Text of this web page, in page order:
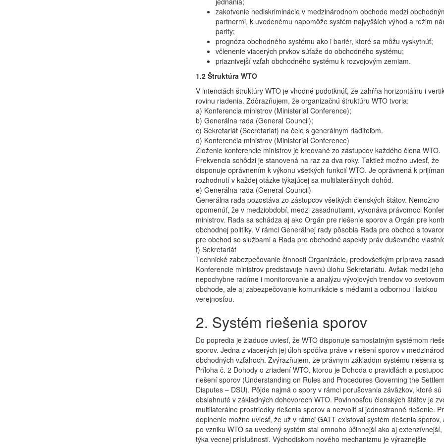
zakotvenie nediskriminácie v medzinárodnom obchode medzi
partnermi, k uvedenému napomôže systém najvyšších výhod a režim
parity;
prognóza obchodného systému ako i bariér, ktoré sa môžu vyskytnúť;
včlenenie viacerých prvkov súťaže do obchodného systému;
priaznivejší vzťah obchodného systému k rozvojovým zemiam.
1.2 Štruktúra WTO
V intenciách štruktúry WTO je vhodné podotknúť, že zahŕňa horizontálnu i
rovinu riadenia. Zdôrazňujem, že organizačnú štruktúru WTO tvoria:
a) Konferencia ministrov (Ministerial Conference);
b) Generálna rada (General Council);
c) Sekretariát (Secretariat) na čele s generálnym riaditeľom.
d) Konferencia ministrov (Ministerial Conference)
Zloženie konferencie ministrov je kreované zo zástupcov každého člena WTO.
Frekvencia schôdzi je stanovená na raz za dva roky. Taktiež možno uviesť, že
disponuje oprávnením k výkonu všetkých funkcií WTO. Je oprávnená k
rozhodnutí v každej otázke týkajúcej sa multilaterálnych dohôd.
e) Generálna rada (General Council)
Generálna rada pozostáva zo zástupcov všetkých členských štátov. Nemožno
opomenúť, že v medziobdobí, medzi zasadnutiami, vykonáva právomoci
ministrov. Rada sa schádza aj ako Orgán pre riešenie sporov a Orgán pre
obchodnej politiky. V rámci Generálnej rady pôsobia Rada pre obchod s
pre obchod so službami a Rada pre obchodné aspekty práv duševného
f) Sekretariát
Technické zabezpečovanie činnosti Organizácie, predovšetkým príprava
Konferencie ministrov predstavuje hlavnú úlohu Sekretariátu. Avšak medzi
nepochybne radíme i monitorovanie a analýzu vývojových trendov vo svetovom
obchode, ale aj zabezpečovanie komunikácie s médiami a odbornou i laickou
verejnosťou.
2. Systém riešenia sporov
Do popredia je žiaduce uviesť, že WTO disponuje samostatným systémom
sporov. Jedna z viacerých jej úloh spočíva práve v riešení sporov v
obchodných vzťahoch. Zvýrazňujem, že právnym základom systému riešenia
Príloha č. 2 Dohody o zriadení WTO, ktorou je Dohoda o pravidlách a
riešení sporov (Understanding on Rules and Procedures Governing the
Disputes – DSU). Pôjde najmä o spory v rámci porušovania záväzkov, ktoré sú
obsiahnuté v základných dohovoroch WTO. Povinnosťou členských štátov je
multilaterálne prostriedky riešenia sporov a nezvoliť si jednostranné riešenie.
doplnenie možno uviesť, že už v rámci GATT existoval systém riešenia sporov,
po vzniku WTO sa uvedený systém stal omnoho účinnejší ako aj extenzívnejší,
týka vecnej príslušnosti. Východiskom nového mechanizmu je výraznejšie